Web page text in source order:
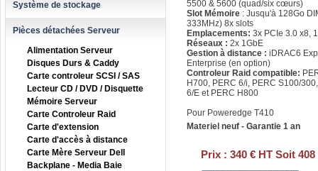
Système de stockage
Pièces détachées Serveur
Alimentation Serveur
Disques Durs & Caddy
Carte controleur SCSI / SAS
Lecteur CD / DVD / Disquette
Mémoire Serveur
Carte Controleur Raid
Carte d'extension
Carte d'accès à distance
Carte Mère Serveur Dell
Backplane - Media Baie
5500 & 5600 (quad/six cœurs)
Slot Mémoire : Jusqu'à 128Go
333MHz) 8x slots
Emplacements: 3x PCIe 3.0 x8,
Réseaux : 2x 1GbE
Gestion à distance : iDRAC6
Enterprise (en option)
Controleur Raid compatible:
H700, PERC 6/i, PERC S100/
6/E et PERC H800
Pour Poweredge T410
Materiel neuf - Garantie 1 an
Prix : 340 € HT Soit 408